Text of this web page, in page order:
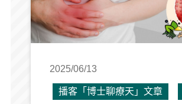
2025/06/13
播客「博士聊療天」文章